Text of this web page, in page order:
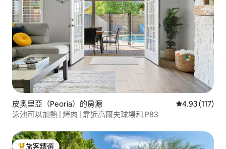
皮奧里亞（Peoria）的房源 從 117 則評價
4.93 (117)
泳池可以加熱 | 烤肉 | 靠近高爾夫球場和 P83
旅客精選